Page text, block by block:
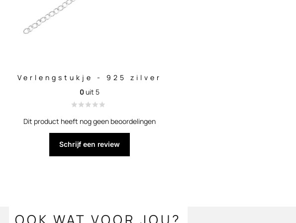
Verlengstukje - 925 zilver
0uit 5
Dit product heeft nog geen beoordelingen
Schrijf een review